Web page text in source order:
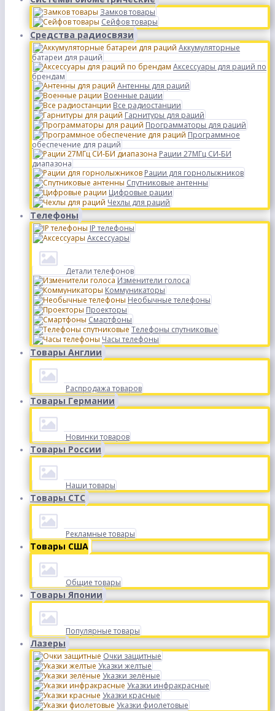
Замков товары
Сейфов товары
Средства радиосвязи
Аккумуляторные
батареи для раций
Аксессуары для раций по
брендам
Антенны для раций
Военные рации
Все радиостанции
Гарнитуры для раций
Программаторы для раций
Программное
обеспечение для раций
Рации 27МГц СИ-БИ
диапазона
Рации для горнолыжников
Спутниковые антенны
Цифровые рации
Чехлы для раций
Телефоны
IP телефоны
Аксессуары
Детали телефонов
Изменители голоса
Коммуникаторы
Необычные телефоны
Проекторы
Смартфоны
Телефоны спутниковые
Часы телефоны
Товары Англии
Распродажа товаров
Товары Германии
Новинки товаров
Товары России
Наши товары
Товары СТС
Рекламные товары
Товары США
Общие товары
Товары Японии
Популярные товары
Лазеры
Очки защитные
Указки желтые
Указки зелёные
Указки инфракрасные
Указки красные
Указки фиолетовые